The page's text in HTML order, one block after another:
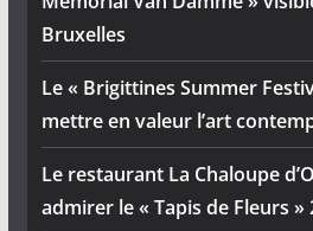
Bruxelles
Le « Brigittines Summer
mettre en valeur l’art
Le restaurant La Chaloupe
admirer le « Tapis de Fleurs »